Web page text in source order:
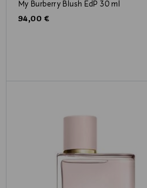
My Burberry Blush EdP 30 ml
Original Price
94,00 €